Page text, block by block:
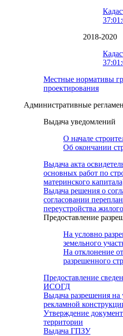
2018-2020
Местные нормативы
проектирования
Административные
Выдача уведомлений
О начале
Об окончании
Выдача акта
основных работ по
материнского
Выдача решения о
согласовании
переустройства
Предоставление
На условно
земельного
На отклонение
разрешенного
Предоставление
ИСОГД
Выдача разрешения на
рекламной
Утверждение
территории
Выдача ГПЗУ